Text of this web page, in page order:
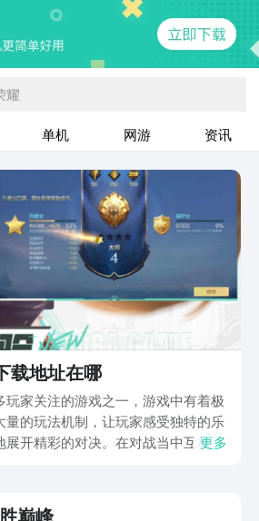
耀
单机 网游 资讯
载地址在哪
玩家关注的游戏之一，游戏中有着极
量的玩法机制，让玩家感受独特的乐
展开精彩的对决。在对战当中互相竞
亮点，接下来为大家详细介绍具体的
更多
巅峰